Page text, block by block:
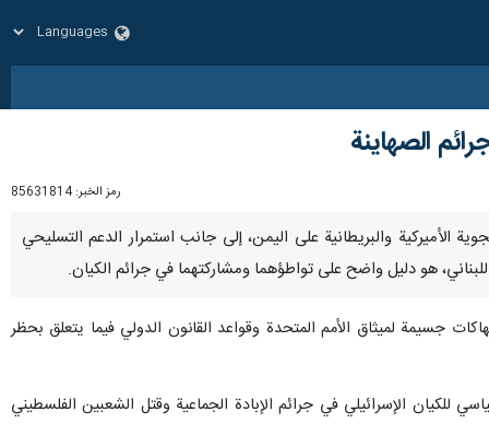
الصهاينة
رمز الخبر: 85631814
الأميركية والبريطانية على اليمن، إلى جانب استمرار الدعم التسليحي
هو دليل واضح على تواطؤهما ومشاركتهما في جرائم الكيان.
جسيمة لميثاق الأمم المتحدة وقواعد القانون الدولي فيما يتعلق بحظر
للكيان الإسرائيلي في جرائم الإبادة الجماعية وقتل الشعبين الفلسطيني